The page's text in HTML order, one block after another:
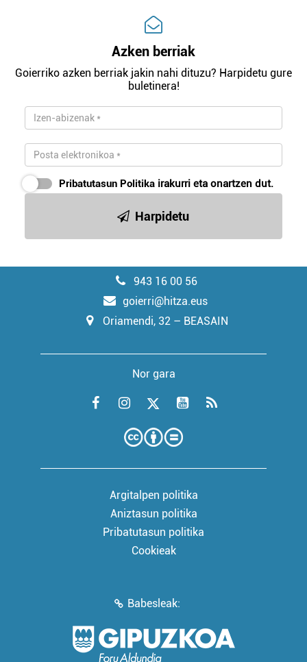
Azken berriak
Goierriko azken berriak jakin nahi dituzu? Harpidetu gure
buletinera!
Pribatutasun Politika irakurri eta onartzen dut.
Harpidetu
943 16 00 56
goierri@hitza.eus
Oriamendi, 32 – BEASAIN
Nor gara
Argitalpen politika
Aniztasun politika
Pribatutasun politika
Cookieak
Babesleak: